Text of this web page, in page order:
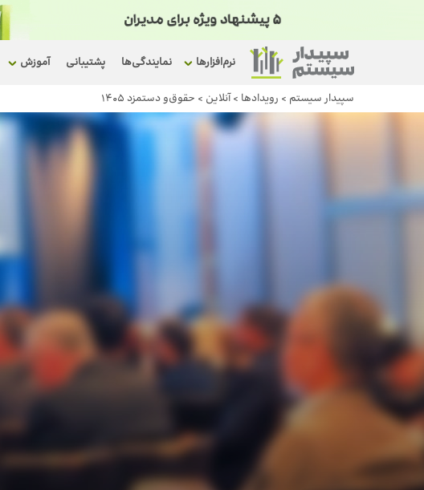
نرم‌افزارها نمایندگی‌ها پشتیبانی آموزش
سپیدار سیستم > رویداد‌ها >آنلاین > حقوق‌و دستمزد 1405